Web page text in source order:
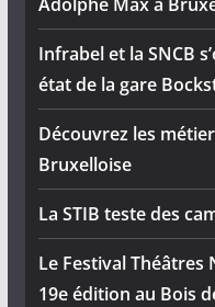
Infrabel et la SNCB
état de la gare
Découvrez les
Bruxelloise
La STIB teste des
Le Festival
19e édition au Bois